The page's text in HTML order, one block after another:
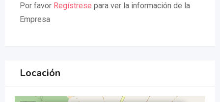
Por favor Regístrese para ver la información de la
Empresa
Locación